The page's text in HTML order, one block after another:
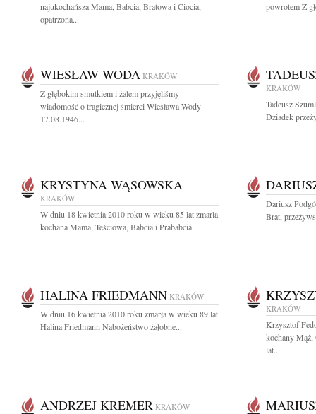
najukochańsza Mama, Babcia, Bratowa i Ciocia,
opatrzona...
powrotem Z
WIESŁAW WODA KRAKÓW
Z głębokim smutkiem i żalem przyjęliśmy
wiadomość o tragicznej śmierci Wiesława Wody
17.08.1946...
KRAKÓW
Tadeusz
Dziadek
KRYSTYNA WĄSOWSKA
KRAKÓW
W dniu 18 kwietnia 2010 roku w wieku 85 lat zmarła
kochana Mama, Teściowa, Babcia i Prababcia...
Dariusz
Brat,
HALINA FRIEDMANN KRAKÓW
W dniu 16 kwietnia 2010 roku zmarła w wieku 89 lat
Halina Friedmann Nabożeństwo żałobne...
KRAKÓW
Krzysztof
kochany Mąż,
lat...
ANDRZEJ KREMER KRAKÓW